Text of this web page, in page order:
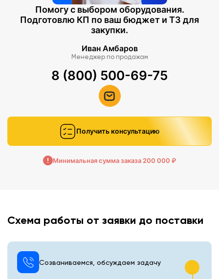
Помогу с выбором оборудования.
Подготовлю КП по ваш бюджет и ТЗ для
закупки.
Иван Амбаров
Менеджер по продажам
8 (800) 500-69-75
Получить консультацию
Минимальная сумма заказа 200 000 ₽
Схема работы от заявки до поставки
Созваниваемся, обсуждаем задачу